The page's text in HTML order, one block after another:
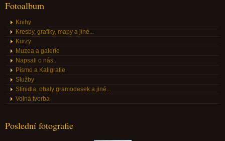
Fotoalbum
Knihy
Kresby, grafiky, mapy a jiné...
Kurzy
Muzea a galerie
Napsali o nás..
Písmo a Kaligrafie
Služby
Stínidla, obaly gramodesek a jiné...
Volná tvorba
Poslední fotografie